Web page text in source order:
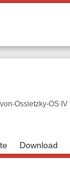
Ossietzky-OS IV
Download